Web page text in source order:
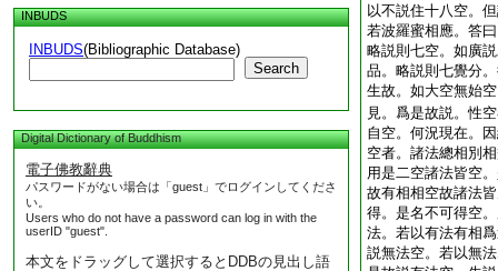
INBUDS
INBUDS(Bibliographic Database)
Search
Digital Dictionary of Buddhism
電子佛教辭典
パスワードがない場合は「guest」でログインしてくださ
い。
Users who do not have a password can log in with the
userID "guest".
本文をドラッグして選択するとDDBの見出し語
以不説住十八空。
若波羅蜜相應。答
略説則七空。如廣
品。略説則七覺分
生故。如大空無始
見。爲是故説。性
自空。何況現在。
空者。諸法總相別
用是二空諸法皆空
故有相相空故諸法
得。是名不可得空
法。若以有法有相
説無法空。若以無